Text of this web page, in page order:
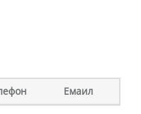
Емаил